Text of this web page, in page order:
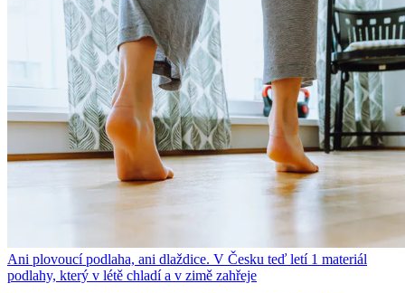
Ani plovoucí podlaha, ani dlaždice. V Česku teď letí 1 materiál
podlahy, který v létě chladí a v zimě zahřeje